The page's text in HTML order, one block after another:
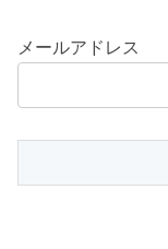
メールアドレス